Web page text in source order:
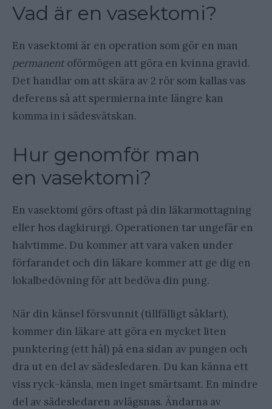
Vad är en vasektomi?
En vasektomi är en operation som gör en man
permanentoförmögen att göra en kvinna gravid.
Det handlar om att skära av 2 rör som kallas vas
deferens så att spermierna inte längre kan
komma in i sädesvätskan.
Hur genomför man
en vasektomi?
En vasektomi görs oftast på din läkarmottagning
eller hos dagkirurgi. Operationen tar ungefär en
halvtimme. Du kommer att vara vaken under
förfarandet och din läkare kommer att ge dig en
lokalbedövning för att bedöva din pung.
När din känsel försvunnit (tillfälligt såklart),
kommer din läkare att göra en mycket liten
punktering (ett hål) på ena sidan av pungen och
dra ut en del av sädesledaren. Du kan känna ett
viss ryck-känsla, men inget smärtsamt. En mindre
del av sädesledaren avlägsnas. Ändarna av